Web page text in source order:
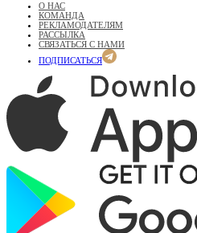
О НАС
КОМАНДА
РЕКЛАМОДАТЕЛЯМ
РАССЫЛКА
СВЯЗАТЬСЯ С НАМИ
ПОДПИСАТЬСЯ